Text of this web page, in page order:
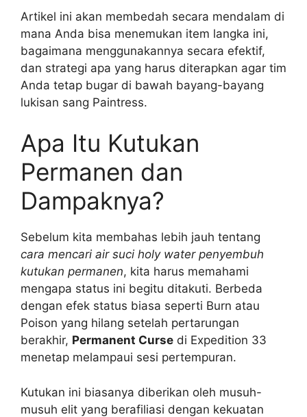
Artikel ini akan membedah secara mendalam di
mana Anda bisa menemukan item langka ini,
bagaimana menggunakannya secara efektif,
dan strategi apa yang harus diterapkan agar tim
Anda tetap bugar di bawah bayang-bayang
lukisan sang Paintress.
Apa Itu Kutukan
Permanen dan
Dampaknya?
Sebelum kita membahas lebih jauh tentang
cara mencari air suci holy water penyembuh
kutukan permanen, kita harus memahami
mengapa status ini begitu ditakuti. Berbeda
dengan efek status biasa seperti Burn atau
Poison yang hilang setelah pertarungan
berakhir, Permanent Curse di Expedition 33
menetap melampaui sesi pertempuran.
Kutukan ini biasanya diberikan oleh musuh-
musuh elit yang berafiliasi dengan kekuatan